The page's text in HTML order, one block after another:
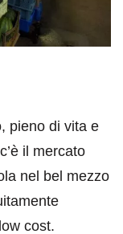
pieno di vita e
il mercato
nel bel mezzo
cost.